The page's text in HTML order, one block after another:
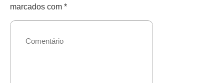
marcados com *